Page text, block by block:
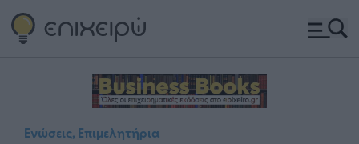
Ενώσεις, Επιμελητήρια